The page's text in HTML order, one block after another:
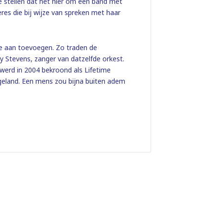
die bij wijze van spreken met haar
aan toevoegen. Zo traden de
zanger van datzelfde orkest.
in 2004 bekroond als Lifetime
Een mens zou bijna buiten adem